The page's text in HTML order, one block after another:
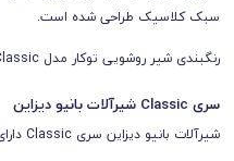
سبک کلاسیک طراحی شده است.
رنگبندی شیر روشویی توکار مدل Classic کروم مشکی ، صدفی سفید می باشد.
سری Classic شیرآلات بانیو دیزاین
شیرآلات بانیو دیزاین سری Classic دارای شیرآلات توکار و شیرآلات روکار است.